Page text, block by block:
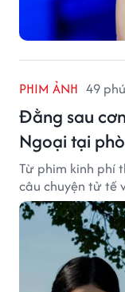
PHIM ẢNH 49
Đằng sau
Ngoại tại
Từ phim kinh phí
câu chuyện tử tế